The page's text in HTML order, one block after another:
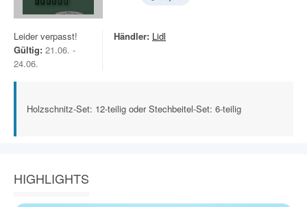
Leider verpasst!
Gültig: 21.06. -
24.06.
Händler: Lidl
Holzschnitz-Set: 12-teilig oder Stechbeitel-Set: 6-teilig
HIGHLIGHTS